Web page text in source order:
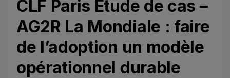
CLF Paris Étude de cas –
AG2R La Mondiale : faire
de l’adoption un modèle
opérationnel durable